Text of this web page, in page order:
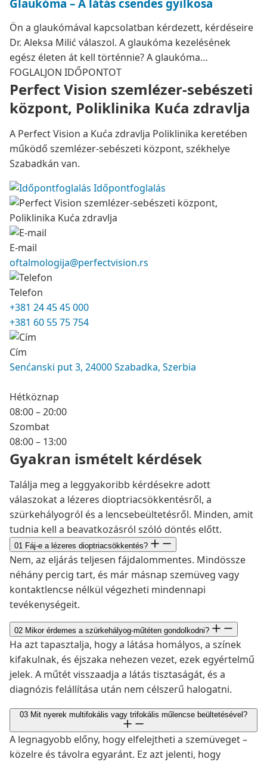
Glaukóma – A látás csendes gyilkosa
Ön a glaukómával kapcsolatban kérdezett, kérdéseire
Dr. Aleksa Milić válaszol. A glaukóma kezelésének
egész életen át kell történnie? A glaukóma…
FOGLALJON IDŐPONTOT
Perfect Vision szemlézer-sebészeti
központ, Poliklinika Kuća zdravlja
A Perfect Vision a Kuća zdravlja Poliklinika keretében
működő szemlézer-sebészeti központ, székhelye
Szabadkán van.
Időpontfoglalás
E-mail
oftalmologija@perfectvision.rs
Telefon
+381 24 45 45 000
+381 60 55 75 754
Cím
Senćanski put 3, 24000 Szabadka, Szerbia
Hétköznap
08:00 – 20:00
Szombat
08:00 – 13:00
Gyakran ismételt kérdések
Találja meg a leggyakoribb kérdésekre adott
válaszokat a lézeres dioptriacsökkentésről, a
szürkehályogról és a lencsebeültetésről. Minden, amit
tudnia kell a beavatkozásról szóló döntés előtt.
01 Fáj-e a lézeres dioptriacsökkentés?
Nem, az eljárás teljesen fájdalommentes. Mindössze
néhány percig tart, és már másnap szemüveg vagy
kontaktlencse nélkül végezheti mindennapi
tevékenységeit.
02 Mikor érdemes a szürkehályog-műtéten gondolkodni?
Ha azt tapasztalja, hogy a látása homályos, a színek
kifakulnak, és éjszaka nehezen vezet, ezek egyértelmű
jelek. A műtét visszaadja a látás tisztaságát, és a
diagnózis felállítása után nem célszerű halogatni.
03 Mit nyerek multifokális vagy trifokális műlencse beültetésével?
A legnagyobb előny, hogy elfelejtheti a szemüveget –
közelre és távolra egyaránt. Ez azt jelenti, hogy